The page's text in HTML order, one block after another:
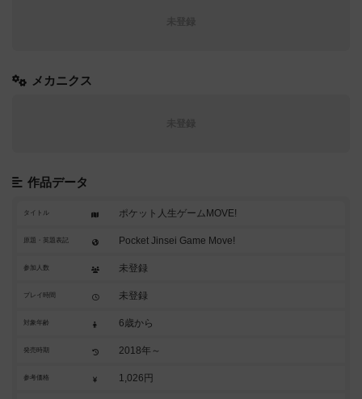
メカニクス
作品データ
タイトル ポケット人生ゲームMOVE!
原題・英題表記 Pocket Jinsei Game Move!
参加人数 未登録
プレイ時間 未登録
対象年齢 6歳から
発売時期 2018年～
参考価格 1,026円